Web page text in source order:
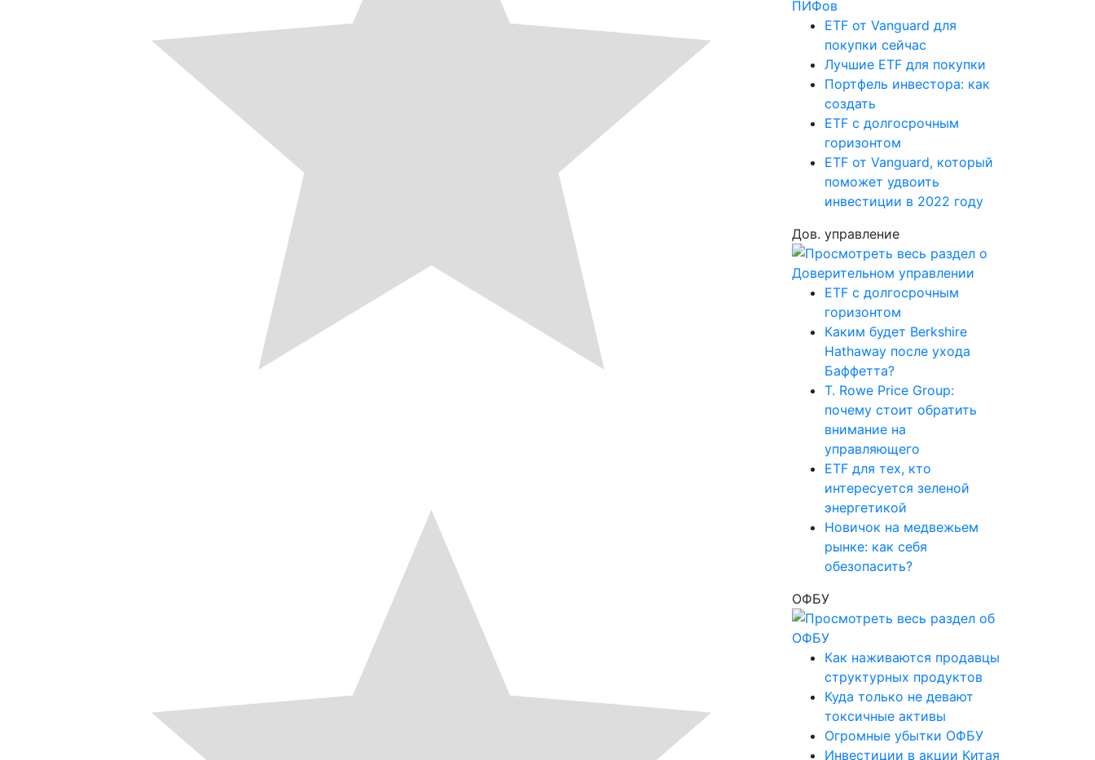
ETF от Vanguard для
покупки сейчас
Лучшие ETF для покупки
Портфель инвестора: как
создать
ETF с долгосрочным
горизонтом
ETF от Vanguard, который
поможет удвоить
инвестиции в 2022 году
Дов. управление
ETF с долгосрочным
горизонтом
Каким будет Berkshire
Hathaway после ухода
Баффетта?
T. Rowe Price Group:
почему стоит обратить
внимание на
управляющего
ETF для тех, кто
интересуется зеленой
энергетикой
Новичок на медвежьем
рынке: как себя
обезопасить?
ОФБУ
Как наживаются продавцы
структурных продуктов
Куда только не девают
токсичные активы
Огромные убытки ОФБУ
Инвестиции в акции Китая